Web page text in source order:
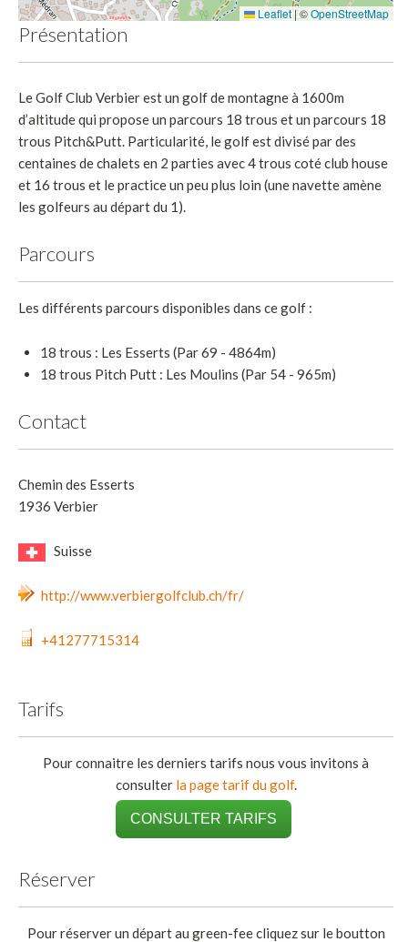
Leaflet |©OpenStreetMap
Présentation
Le Golf Club Verbier est un golf de montagne à 1600m
d’altitude qui propose un parcours 18 trous et un parcours 18
trous Pitch&Putt. Particularité, le golf est divisé par des
centaines de chalets en 2 parties avec 4 trous coté club house
et 16 trous et le practice un peu plus loin (une navette amène
les golfeurs au départ du 1).
Parcours
Les différents parcours disponibles dans ce golf :
18 trous : Les Esserts (Par 69 - 4864m)
18 trous Pitch Putt : Les Moulins (Par 54 - 965m)
Contact
Chemin des Esserts
1936 Verbier
Suisse
http://www.verbiergolfclub.ch/fr/
+41277715314
Tarifs
Pour connaitre les derniers tarifs nous vous invitons à
consulter la page tarif du golf.
CONSULTER TARIFS
Réserver
Pour réserver un départ au green-fee cliquez sur le boutton